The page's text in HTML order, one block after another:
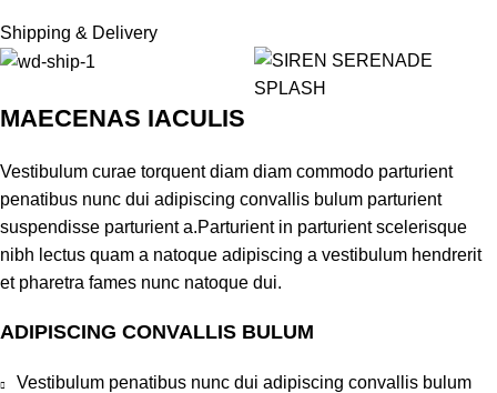
Shipping & Delivery
MAECENAS IACULIS
Vestibulum curae torquent diam diam commodo parturient
penatibus nunc dui adipiscing convallis bulum parturient
suspendisse parturient a.Parturient in parturient scelerisque
nibh lectus quam a natoque adipiscing a vestibulum hendrerit
et pharetra fames nunc natoque dui.
ADIPISCING CONVALLIS BULUM
Vestibulum penatibus nunc dui adipiscing convallis bulum